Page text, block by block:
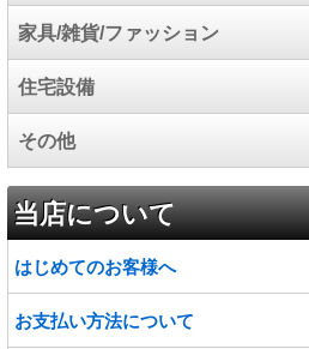
石油給湯機器
除湿機/空気清浄機
食洗機/オーブン
電気自動車充電設備関連
厨房機器
アウトドア
スポーツ
マリン
家具/雑貨/ファッション
家具
カーペット
インテリア雑貨
住宅設備
キッチンパネル
トイレ
その他
食品
当店について
はじめてのお客様へ
お支払い方法について